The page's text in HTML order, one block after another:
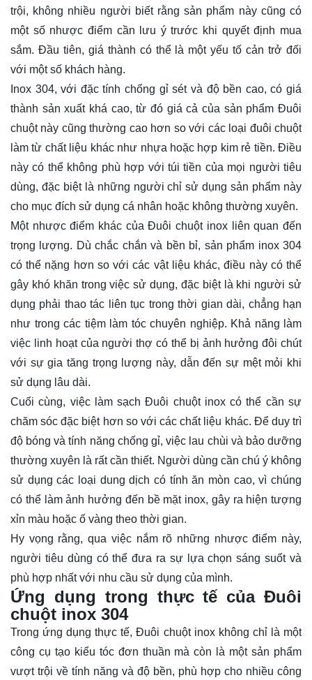
trội, không nhiều người biết rằng sản phẩm này cũng có
một số nhược điểm cần lưu ý trước khi quyết định mua
sắm. Đầu tiên, giá thành có thể là một yếu tố cản trở đối
với một số khách hàng.
Inox 304, với đặc tính chống gỉ sét và độ bền cao, có giá
thành sản xuất khá cao, từ đó giá cả của sản phẩm Đuôi
chuột này cũng thường cao hơn so với các loại đuôi chuột
làm từ chất liệu khác như nhựa hoặc hợp kim rẻ tiền. Điều
này có thể không phù hợp với túi tiền của mọi người tiêu
dùng, đặc biệt là những người chỉ sử dụng sản phẩm này
cho mục đích sử dụng cá nhân hoặc không thường xuyên.
Một nhược điểm khác của Đuôi chuột inox liên quan đến
trọng lượng. Dù chắc chắn và bền bỉ, sản phẩm inox 304
có thể nặng hơn so với các vật liệu khác, điều này có thể
gây khó khăn trong việc sử dụng, đặc biệt là khi người sử
dụng phải thao tác liên tục trong thời gian dài, chẳng hạn
như trong các tiệm làm tóc chuyên nghiệp. Khả năng làm
việc linh hoạt của người thợ có thể bị ảnh hưởng đôi chút
với sự gia tăng trọng lượng này, dẫn đến sự mệt mỏi khi
sử dụng lâu dài.
Cuối cùng, việc làm sạch Đuôi chuột inox có thể cần sự
chăm sóc đặc biệt hơn so với các chất liệu khác. Để duy trì
độ bóng và tính năng chống gỉ, việc lau chùi và bảo dưỡng
thường xuyên là rất cần thiết. Người dùng cần chú ý không
sử dụng các loại dung dịch có tính ăn mòn cao, vì chúng
có thể làm ảnh hưởng đến bề mặt inox, gây ra hiện tượng
xỉn màu hoặc ố vàng theo thời gian.
Hy vọng rằng, qua việc nắm rõ những nhược điểm này,
người tiêu dùng có thể đưa ra sự lựa chọn sáng suốt và
phù hợp nhất với nhu cầu sử dụng của mình.
Ứng dụng trong thực tế của Đuôi
chuột inox 304
Trong ứng dụng thực tế, Đuôi chuột inox không chỉ là một
công cụ tạo kiểu tóc đơn thuần mà còn là một sản phẩm
vượt trội về tính năng và độ bền, phù hợp cho nhiều công